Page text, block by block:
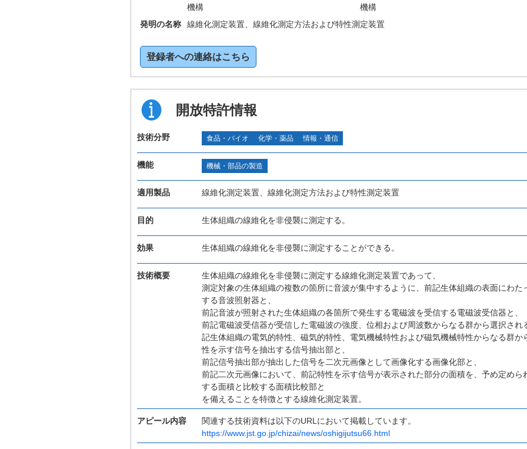
機構
機構
発明の名称 線維化測定装置、線維化測定方法および特性測定装置
登録者への連絡はこちら
開放特許情報
技術分野 食品・バイオ 化学・薬品 情報・通信
機能 機械・部品の製造
適用製品 線維化測定装置、線維化測定方法および特性測定装置
目的 生体組織の線維化を非侵襲に測定する。
効果 生体組織の線維化を非侵襲に測定することができる。
技術概要
生体組織の線維化を非侵襲に測定する線維化測定装置であって、
測定対象の生体組織の複数の箇所に音波が集中するように、前記生体組織の表面にわ
する音波照射器と、
前記音波が照射された生体組織の各箇所で発生する電磁波を受信する電磁波受信器と、
前記電磁波受信器が受信した電磁波の強度、位相および周波数からなる群から選択さ
記生体組織の電気的特性、磁気的特性、電気機械特性および磁気機械特性からなる群
性を示す信号を抽出する信号抽出部と、
前記信号抽出部が抽出した信号を二次元画像として画像化する画像化部と、
前記二次元画像において、前記特性を示す信号が表示された部分の面積を、予め定めら
する面積と比較する面積比較部と
を備えることを特徴とする線維化測定装置。
アピール内容
関連する技術資料は以下のURLにおいて掲載しています。
https://www.jst.go.jp/chizai/news/oshigijutsu66.html